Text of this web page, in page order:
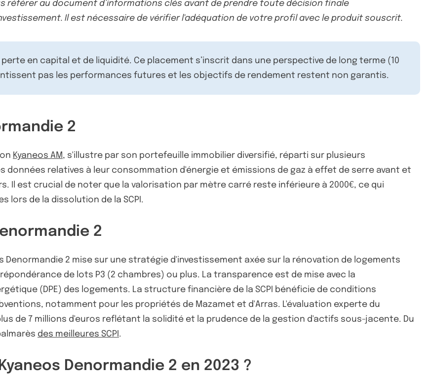
référer au document d’informations clés avant de prendre toute décision finale
Il est nécessaire de vérifier l'adéquation de votre profil avec le produit souscrit.
en capital et de liquidité. Ce placement s’inscrit dans une perspective de long terme (10
pas les performances futures et les objectifs de rendement restent non garantis.
2
Kyaneos AM, s'illustre par son portefeuille immobilier diversifié, réparti sur plusieurs
données relatives à leur consommation d'énergie et émissions de gaz à effet de serre avant et
Il est crucial de noter que la valorisation par mètre carré reste inférieure à 2000€, ce qui
lors de la dissolution de la SCPI.
2
Denormandie 2 mise sur une stratégie d'investissement axée sur la rénovation de logements
de lots P3 (2 chambres) ou plus. La transparence est de mise avec la
(DPE) des logements. La structure financière de la SCPI bénéficie de conditions
notamment pour les propriétés de Mazamet et d'Arras. L'évaluation experte du
de 7 millions d'euros reflétant la solidité et la prudence de la gestion d'actifs sous-jacente. Du
des meilleures SCPI .
Denormandie 2 en 2023 ?